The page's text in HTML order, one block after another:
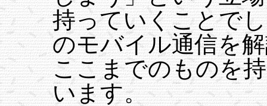
持っていくことで
のモバイル通信を
ここまでのものを
います。